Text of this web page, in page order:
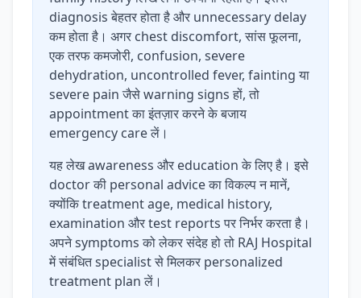
diagnosis बेहतर होता है और unnecessary delay
कम होता है। अगर chest discomfort, सांस फूलना,
एक तरफ कमजोरी, confusion, severe
dehydration, uncontrolled fever, fainting या
severe pain जैसे warning signs हों, तो
appointment का इंतज़ार करने के बजाय
emergency care लें।
यह लेख awareness और education के लिए है। इसे
doctor की personal advice का विकल्प न मानें,
क्योंकि treatment age, medical history,
examination और test reports पर निर्भर करता है।
अपने symptoms को लेकर संदेह हो तो RAJ Hospital
में संबंधित specialist से मिलकर personalized
treatment plan लें।